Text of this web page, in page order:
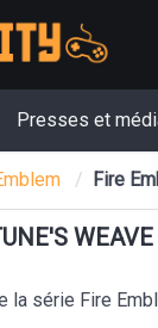
Presses et
Fire
WEAVE
la série Fire